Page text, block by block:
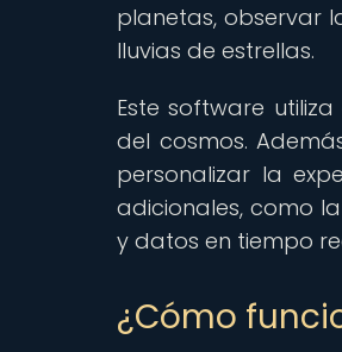
planetas, observar
lluvias de estrellas.
Este software
del cosmos.
personalizar la
adicionales, como
y datos en tiempo
¿Cómo